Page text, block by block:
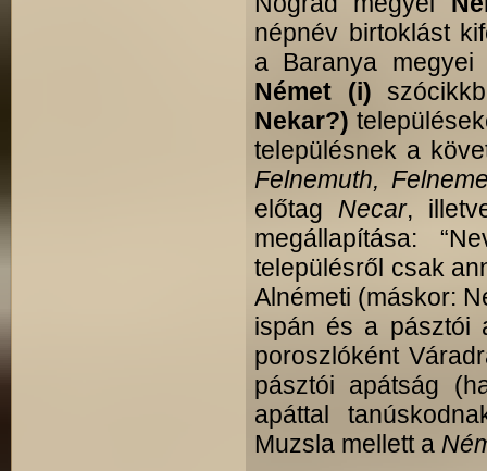
népnév birtoklást
a Baranya megyei
Német (i)
Nekar?)
településnek a
Felnemuth,
előtag Necar,
megállapítása:
településről csak
Alnémeti (máskor:
ispán és a pásztói
poroszlóként
pásztói apátság
apáttal
Muzsla mellett a